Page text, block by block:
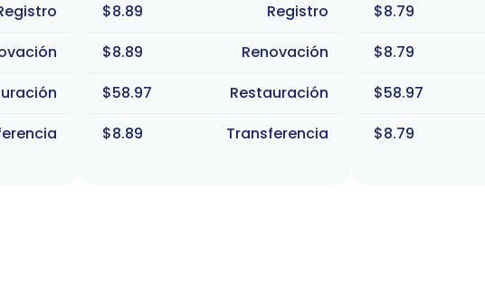
$8.89
Registro
$8.89
Renovación
$58.97
Restauración
$8.89
Transferencia
$8.79
$8.79
$58.97
$8.79